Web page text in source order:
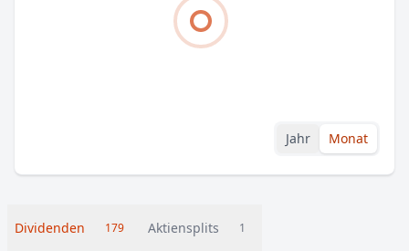
Jahr Monat
Dividenden 179 Aktiensplits 1